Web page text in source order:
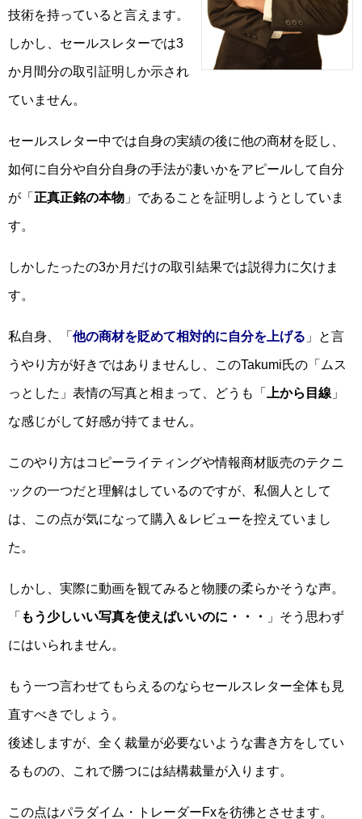
技術を持っていると言えます。
しかし、セールスレターでは3
か月間分の取引証明しか示され
ていません。
セールスレター中では自身の実績の後に他の商材を貶し、
如何に自分や自分自身の手法が凄いかをアピールして自分
が「 正真正銘の本物 」であることを証明しようとしていま
す。
しかしたったの3か月だけの取引結果では説得力に欠けま
す。
私自身、「 他の商材を貶めて相対的に自分を上げる 」と言
うやり方が好きではありませんし、このTakumi氏の「ムス
っとした」表情の写真と相まって、どうも「 上から目線 」
な感じがして好感が持てません。
このやり方はコピーライティングや情報商材販売のテクニ
ックの一つだと理解はしているのですが、私個人として
は、この点が気になって購入＆レビューを控えていまし
た。
しかし、実際に動画を観てみると物腰の柔らかそうな声。
「 もう少しいい写真を使えばいいのに・・・ 」そう思わず
にはいられません。
もう一つ言わせてもらえるのならセールスレター全体も見
直すべきでしょう。
後述しますが、全く裁量が必要ないような書き方をしてい
るものの、これで勝つには結構裁量が入ります。
この点はパラダイム・トレーダーFxを彷彿とさせます。